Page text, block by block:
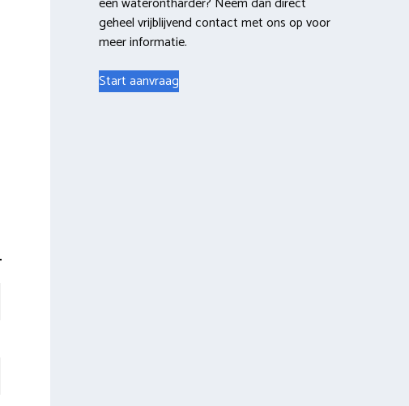
geheel vrijblijvend contact met ons op voor
meer informatie.
Start aanvraag